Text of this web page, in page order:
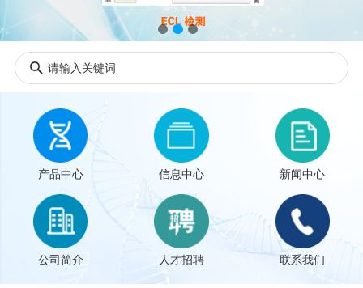
人才招聘
产品中心 信息中心 新闻中心
公司简介 人才招聘 联系我们